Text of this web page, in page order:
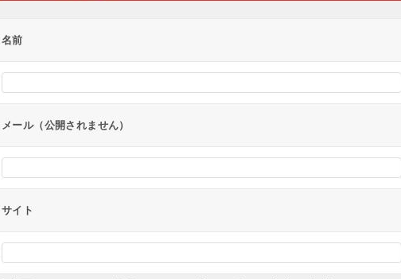
ー
ョ
ン
名前
メール（公開されません）
サイト